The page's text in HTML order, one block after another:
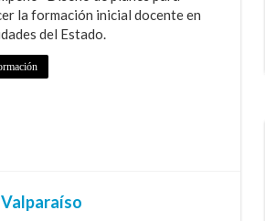
la formación inicial docente en
del Estado.